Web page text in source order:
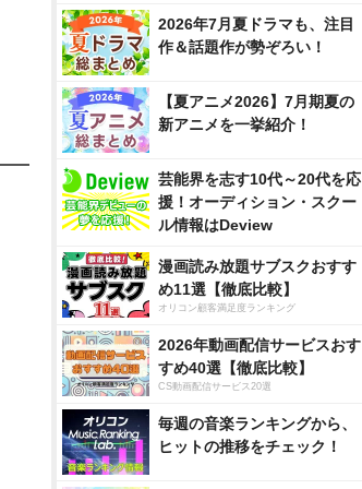
2026年7月夏ドラマも、注目
作＆話題作が勢ぞろい！
【夏アニメ2026】7月期夏の
新アニメを一挙紹介！
芸能界を志す10代～20代を応
援！オーディション・スクー
ル情報はDeview
漫画読み放題サブスクおすす
め11選【徹底比較】
オリコン顧客満足度ランキング
2026年動画配信サービスおす
すめ40選【徹底比較】
CS動画配信サービス20選
毎週の音楽ランキングから、
ヒットの推移をチェック！